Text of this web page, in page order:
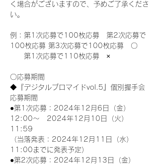
く場合がございますので、予めご了承くださ
い。
例：第1次応募で100枚応募　第2次応募で
100枚応募 第3次応募で100枚応募　〇
第1次応募で110枚応募　×
〇応募期間
◆『デジタルブロマイドvol.5』個別握手会
応募期間
●第1次応募：2024年12月6日（金）
12:00～　2024年12月10日（火）
11:59
（当落発表：2024年12月11日（水）
11:00までに発表予定）
●第2次応募：2024年12月13日（金）